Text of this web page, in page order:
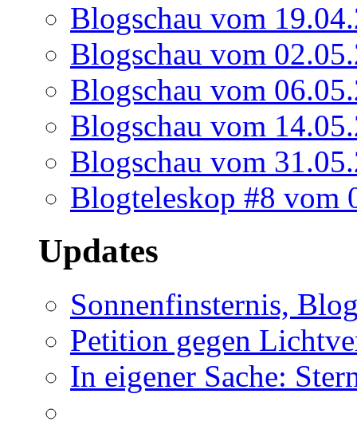
Blogschau vom
Blogschau vom
Blogschau vom
Blogschau vom
Blogschau vom
Blogteleskop #8 vom
Updates
Sonnenfinsternis,
Petition gegen
In eigener Sache: